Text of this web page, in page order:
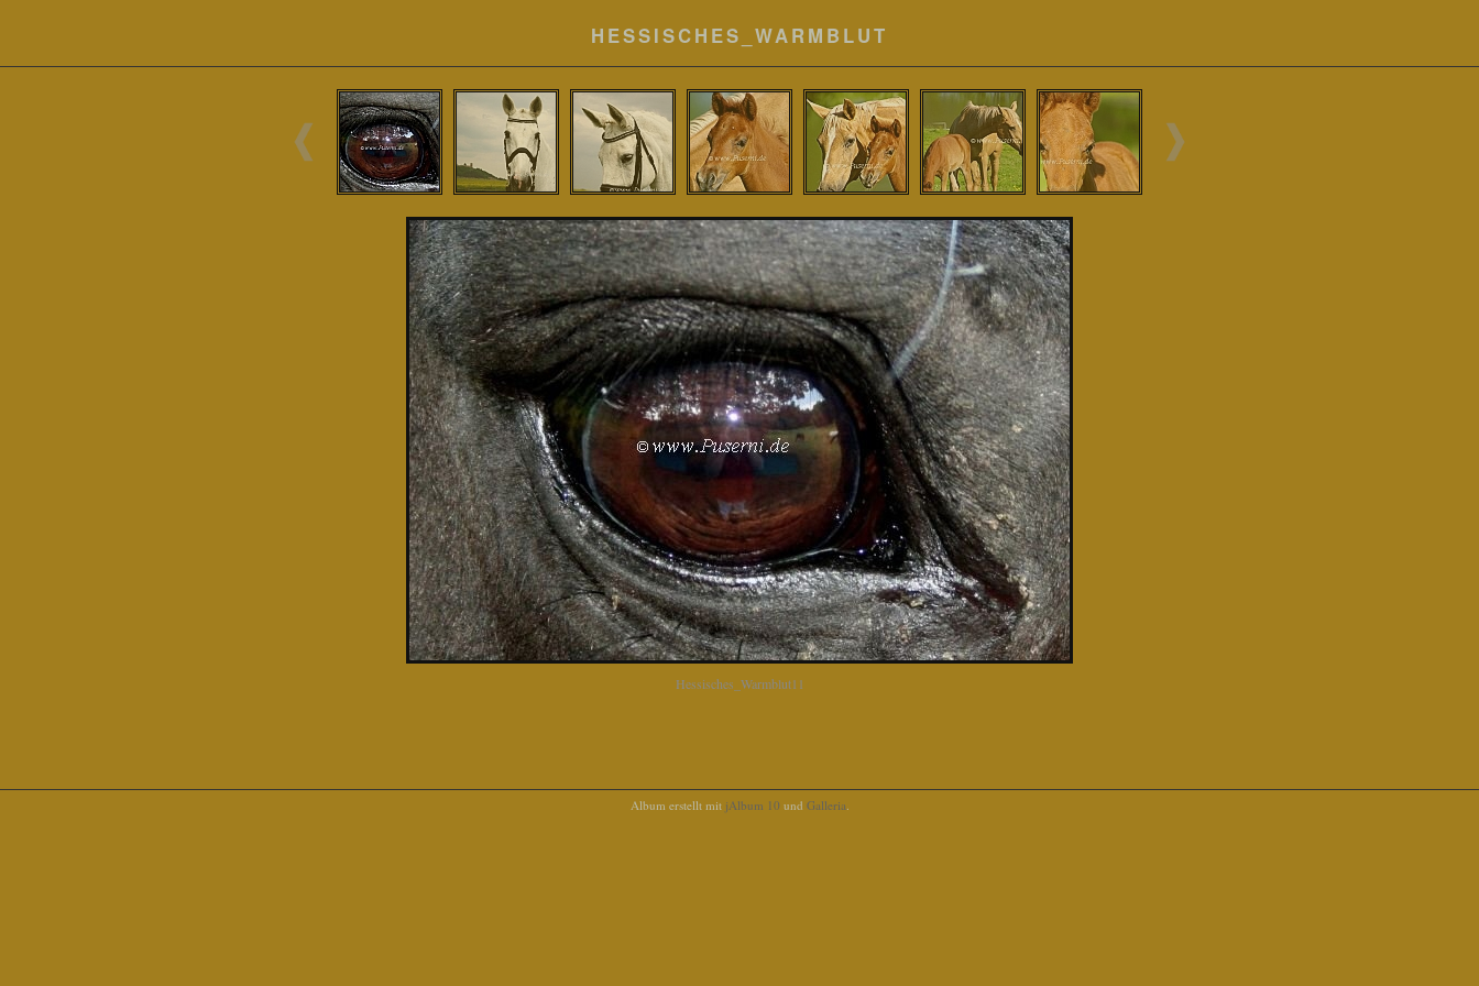
HESSISCHES_WARMBLUT
Hessisches_Warmblut11
Album erstellt mit jAlbum 10 und Galleria.